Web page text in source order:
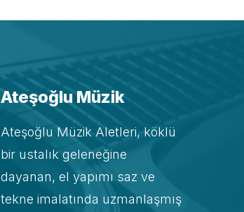
Ateşoğlu Müzik
Ateşoğlu Müzik Aletleri, köklü
bir ustalık geleneğine
dayanan, el yapımı saz ve
tekne imalatında uzmanlaşmış